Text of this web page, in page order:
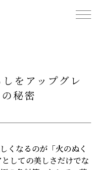
をアップグレ
秘密
くなるのが「火のぬく
しての美しさだけでな